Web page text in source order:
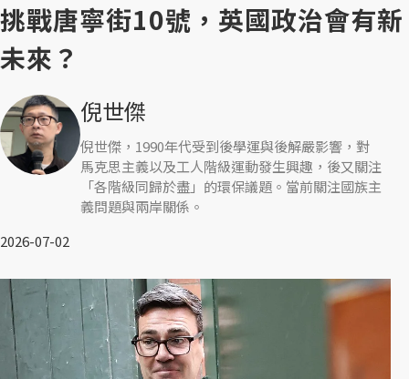
挑戰唐寧街10號，英國政治會有新
未來？
倪世傑
倪世傑，1990年代受到後學運與後解嚴影響，對
馬克思主義以及工人階級運動發生興趣，後又關注
「各階級同歸於盡」的環保議題。當前關注國族主
義問題與兩岸關係。
2026-07-02